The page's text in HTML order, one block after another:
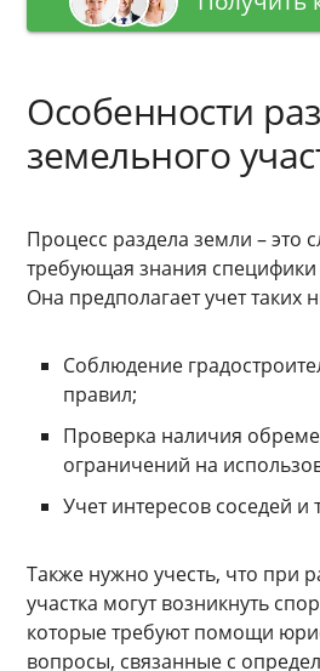
Особенности
земельного
Процесс раздела земли – это
требующая знания специфики
Она предполагает учет таких
Соблюдение
правил;
Проверка наличия
ограничений на
Учет интересов соседей и
Также нужно учесть, что при
участка могут возникнуть
которые требуют помощи
вопросы, связанные с